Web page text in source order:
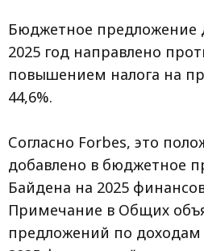
Бюджетное предложение
2025 год направлено
повышением налога на
44,6%.
Согласно Forbes, это
добавлено в бюджетное
Байдена на 2025
Примечание в Общих
предложений по